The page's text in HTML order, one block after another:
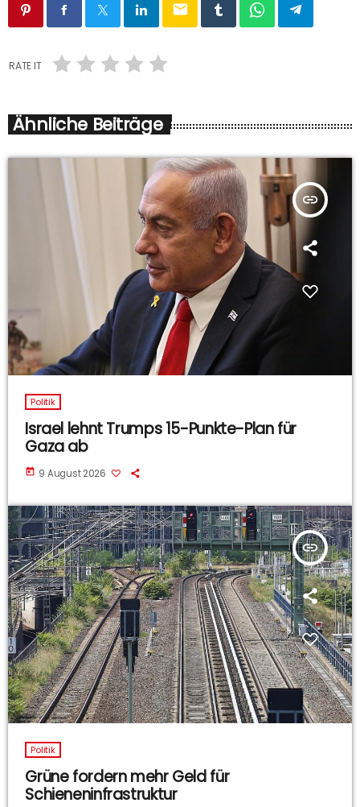
email
RATE IT
Ähnliche Beiträge
insert_link
Politik
Israel lehnt Trumps 15-Punkte-Plan für
Gaza ab
today 9 August 2026
insert_link
Politik
Grüne fordern mehr Geld für
Schieneninfrastruktur